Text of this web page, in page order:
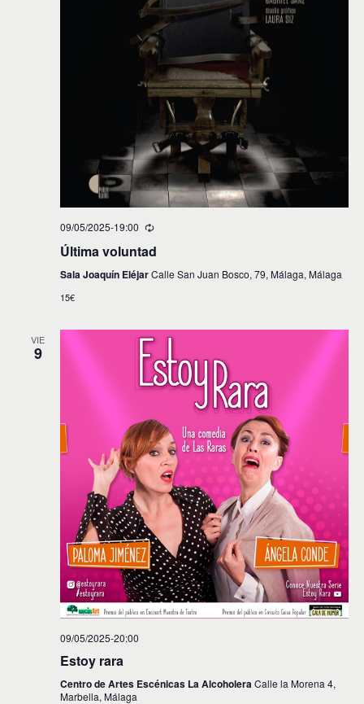
09/05/2025-19:00
Última voluntad
Sala Joaquín EléjarCalle San Juan Bosco, 79, Málaga, Málaga
15€
VIE
9
09/05/2025-20:00
Estoy rara
Centro de Artes Escénicas La AlcoholeraCalle la Morena 4,
Marbella, Málaga